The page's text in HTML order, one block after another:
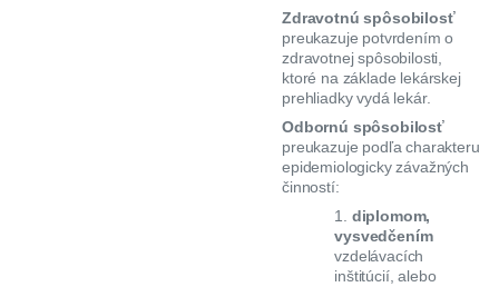
Zdravotnú spôsobilosť
preukazuje potvrdením o
zdravotnej spôsobilosti,
ktoré na základe lekárskej
prehliadky vydá lekár.
Odbornú spôsobilosť
preukazuje podľa charakteru
epidemiologicky závažných
činností:
1. diplomom,
vysvedčením
vzdelávacích
inštitúcií, alebo